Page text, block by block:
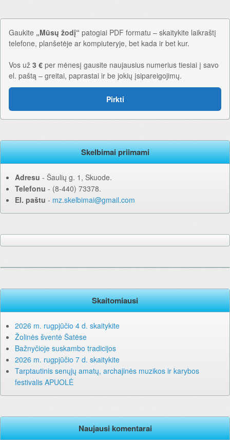
Gaukite „Mūsų žodį“ patogiai PDF formatu – skaitykite laikraštį
telefone, planšetėje ar kompiuteryje, bet kada ir bet kur.
Vos už 3 € per mėnesį gausite naujausius numerius tiesiai į savo
el. paštą – greitai, paprastai ir be jokių įsipareigojimų.
Pirkti
Skelbimai priimami
Adresu ‐ Šaulių g. 1, Skuode.
Telefonu ‐ (8-440) 73378.
El. paštu ‐ mz.skelbimai@gmail.com
Skaitomiausi
2026 m. rugpjūčio 4 d. skaitykite
Žolinės šventė Šatėse
Bažnyčioje suskambo tradicijos
2026 m. rugpjūčio 7 d. skaitykite
Tarptautinis senųjų amatų, archajinės muzikos ir karybos
festivalis APUOLĖ
Naujausi komentarai